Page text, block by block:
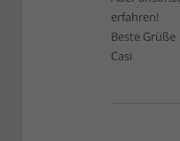
erfahren!
Beste Grüße
Casi